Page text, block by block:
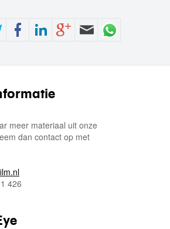
meer materiaal uit onze
dan contact op met
426